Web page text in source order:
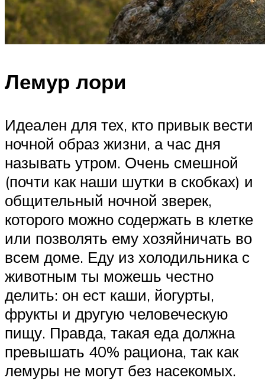
Лемур лори
Идеален для тех, кто привык вести
ночной образ жизни, а час дня
называть утром. Очень смешной
(почти как наши шутки в скобках) и
общительный ночной зверек,
которого можно содержать в клетке
или позволять ему хозяйничать во
всем доме. Еду из холодильника с
животным ты можешь честно
делить: он ест каши, йогурты,
фрукты и другую человеческую
пищу. Правда, такая еда должна
превышать 40% рациона, так как
лемуры не могут без насекомых.